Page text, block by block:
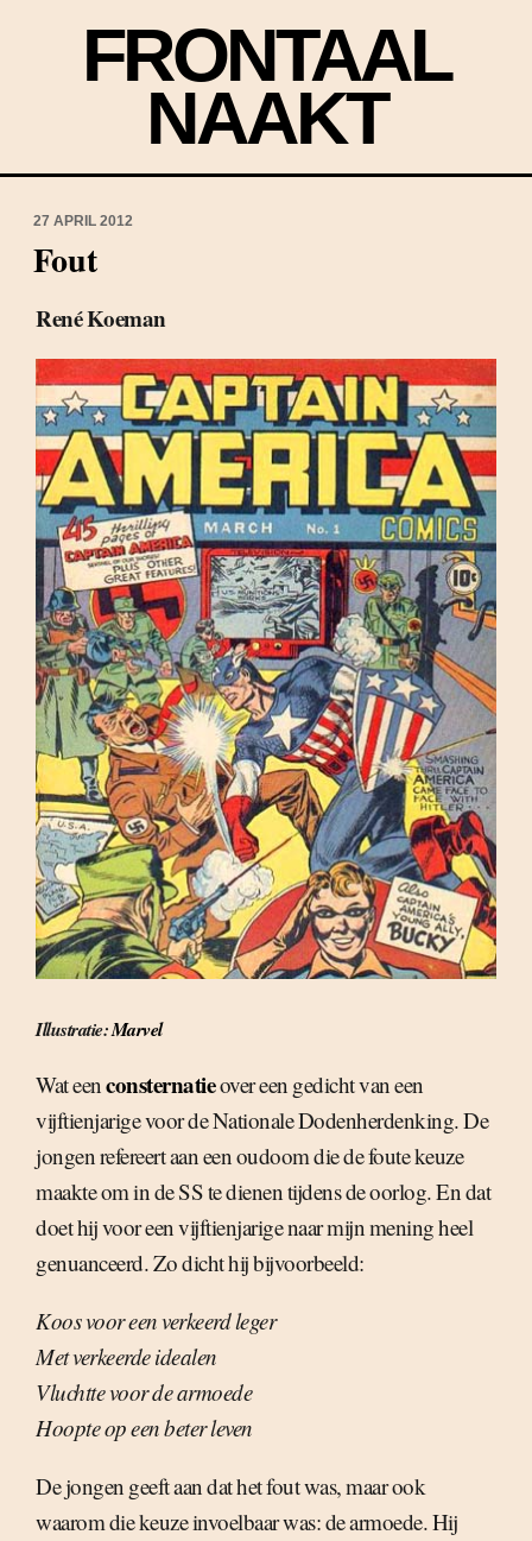
FRONTAAL
NAAKT
27 APRIL 2012
Fout
René Koeman
Illustratie:Marvel
Wat eenconsternatieover een gedicht van een
vijftienjarige voor de Nationale Dodenherdenking. De
jongen refereert aan een oudoom die de foute keuze
maakte om in de SS te dienen tijdens de oorlog. En dat
doet hij voor een vijftienjarige naar mijn mening heel
genuanceerd. Zo dicht hij bijvoorbeeld:
Koos voor een verkeerd leger
Met verkeerde idealen
Vluchtte voor de armoede
Hoopte op een beter leven
De jongen geeft aan dat het fout was, maar ook
waarom die keuze invoelbaar was: de armoede. Hij